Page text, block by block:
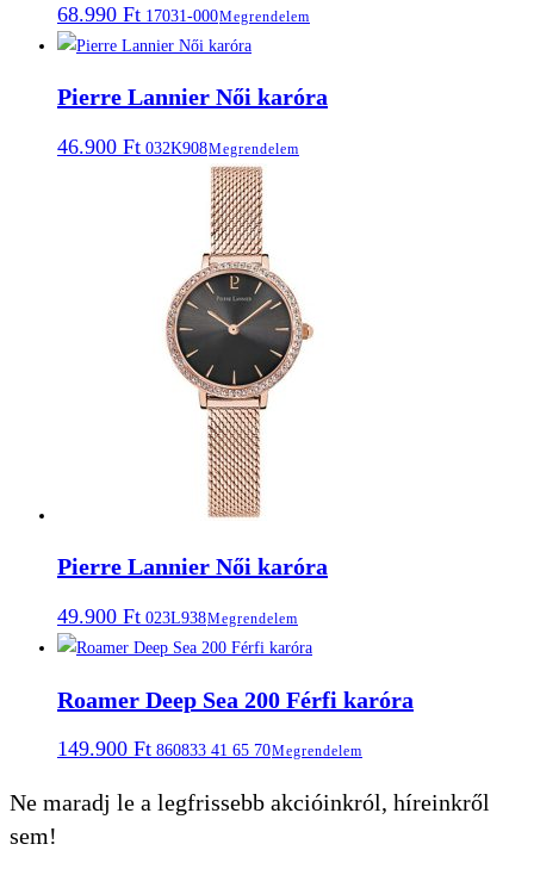
68.990 Ft 17031-000Megrendelem
Pierre Lannier Női karóra
46.900 Ft 032K908Megrendelem
Pierre Lannier Női karóra
49.900 Ft 023L938Megrendelem
Roamer Deep Sea 200 Férfi karóra
149.900 Ft 860833 41 65 70Megrendelem
Ne maradj le a legfrissebb akcióinkról, híreinkről
sem!